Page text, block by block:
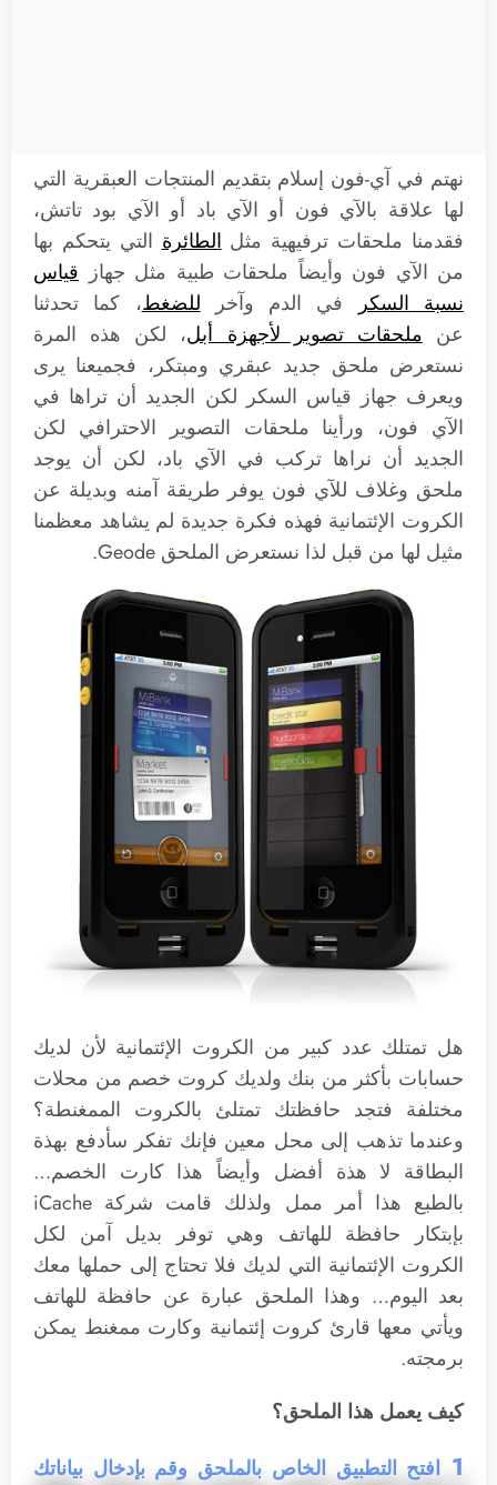
نهتم في آي-فون إسلام بتقديم المنتجات العبقرية التي
لها علاقة بالآي فون أو الآي باد أو الآي بود تاتش،
فقدمنا ملحقات ترفيهية مثل الطائرة التي يتحكم بها
من الآي فون وأيضاً ملحقات طبية مثل جهاز قياس
نسبة السكر
في الدم وآخر للضغط، كما تحدثنا
عن ملحقات تصوير لأجهزة أبل، لكن هذه المرة
نستعرض ملحق جديد عبقري ومبتكر، فجميعنا يرى
ويعرف جهاز قياس السكر لكن الجديد أن تراها في
الآي فون، ورأينا ملحقات التصوير الاحترافي لكن
الجديد أن نراها تركب في الآي باد، لكن أن يوجد
ملحق وغلاف للآي فون يوفر طريقة آمنه وبديلة عن
الكروت الإئتمانية فهذه فكرة جديدة لم يشاهد معظمنا
مثيل لها من قبل لذا نستعرض الملحق Geode.
هل تمتلك عدد كبير من الكروت الإئتمانية لأن لديك
حسابات بأكثر من بنك ولديك كروت خصم من محلات
مختلفة فتجد حافظتك تمتلئ بالكروت الممغنطة؟
وعندما تذهب إلى محل معين فإنك تفكر سأدفع بهذة
البطاقة لا هذة أفضل وأيضاً هذا كارت الخصم…
بالطبع هذا أمر ممل ولذلك قامت شركة iCache
بإبتكار حافظة للهاتف وهي توفر بديل آمن لكل
الكروت الإئتمانية التي لديك فلا تحتاج إلى حملها معك
بعد اليوم… وهذا الملحق عبارة عن حافظة للهاتف
ويأتي معها قارئ كروت إئتمانية وكارت ممغنط يمكن
برمجته.
كيف يعمل هذا الملحق؟
1 افتح التطبيق الخاص بالملحق وقم بإدخال بياناتك